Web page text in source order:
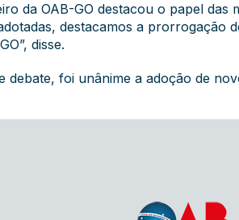
da OAB-GO destacou o papel
destacamos a
disse.
debate, foi unânime a adoção de